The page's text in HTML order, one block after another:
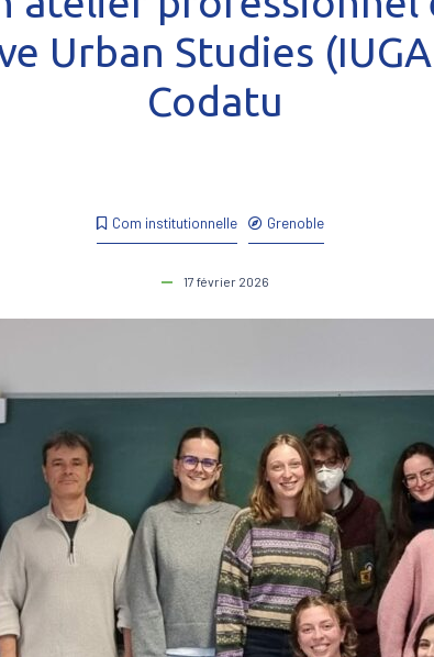
Com institutionnelle Grenoble
17 février 2026
Urban Studies
Codatu